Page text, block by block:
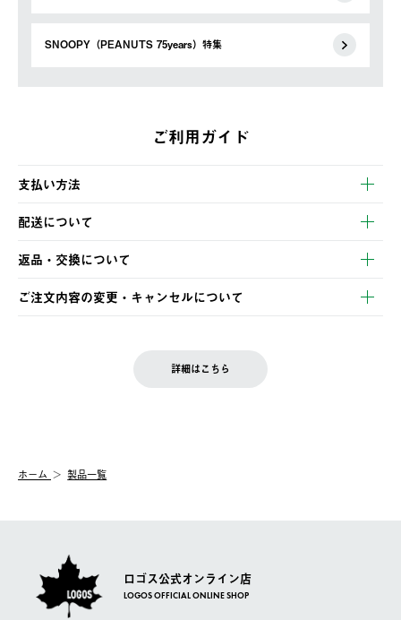
SNOOPY（PEANUTS 75years）特集
ご利用ガイド
支払い方法
以下のいずれかの方法でお支払いいただけます。
・クレジットカード決済
・コンビニ決済
・Pay-easy決済
配送について
【発送スケジュール】
ご注文・ご入金完了より2営業日以内に商品を発送いたします。
土日祝の発送はございませんので、木曜日以降のご注文は週明け
の発送となる場合がございます。
【配送業者】
佐川急便にて配送されます。
返品・交換について
※お客様都合の場合
お客様都合の返品にかかる送料は、お客様ご負担とさせていただ
一度お手元の商品を返品いただき、ご希望商品を再注文してくだ
ご注文内容の変更・キャンセルについて
LOGOS FAMILY会員の方は、会員マイページ内 購入履歴画面に
詳細はこちら
ホーム 製品一覧
ロゴス公式オンライン店
LOGOS OFFICIAL ONLINE SHOP